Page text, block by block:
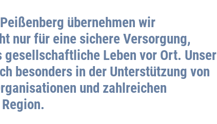
übernehmen wir
nur für eine sichere Versorgung,
gesellschaftliche Leben vor Ort. Unser
besonders in der Unterstützung von
und zahlreichen